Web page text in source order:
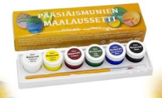
kirjat